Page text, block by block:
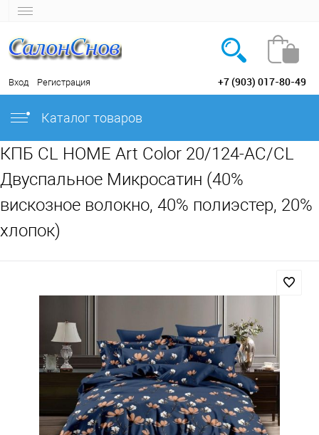
Вход Регистрация +7 (903) 017-80-49
Каталог товаров
КПБ CL HOME Art Color 20/124-AC/CL
Двуспальное Микросатин (40%
вискозное волокно, 40% полиэстер, 20%
хлопок)